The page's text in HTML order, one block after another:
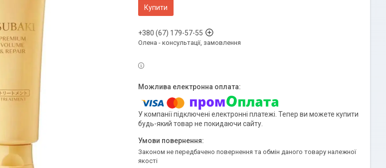
Купити
+380 (67) 179-57-55
Олена - консультації, замовлення
У компанії підключені електронні платежі. Тепер ви можете купити
будь-який товар не покидаючи сайту.
Законом не передбачено повернення та обмін даного товару належної
якості